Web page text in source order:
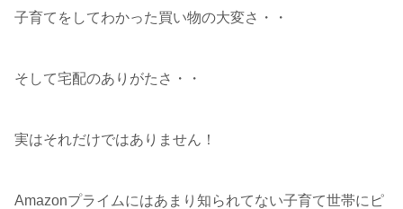
子育てをしてわかった買い物の大変さ・・
そして宅配のありがたさ・・
実はそれだけではありません！
Amazonプライムにはあまり知られてない子育て世帯にピ